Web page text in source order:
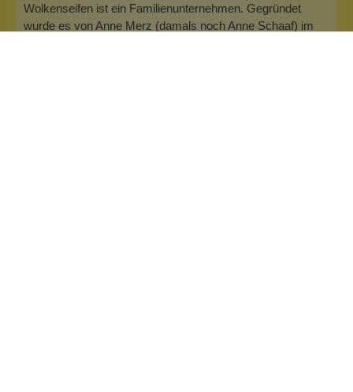
Wolkenseifen ist ein Familienunternehmen. Gegründet
wurde es von Anne Merz (damals noch Anne Schaaf) im